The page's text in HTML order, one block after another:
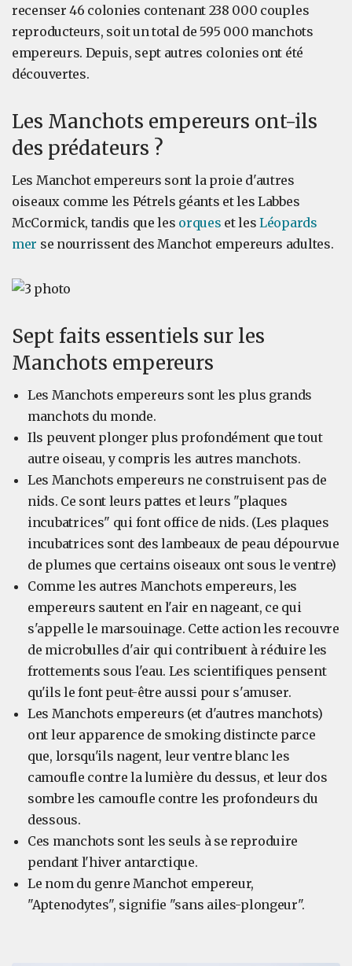
recenser 46 colonies contenant 238 000 couples
reproducteurs, soit un total de 595 000 manchots
empereurs. Depuis, sept autres colonies ont été
découvertes.
Les Manchots empereurs ont-ils
des prédateurs ?
Les Manchot empereurs sont la proie d'autres
oiseaux comme les Pétrels géants et les Labbes
McCormick, tandis que les orques et lesLéopards
mer se nourrissent des Manchot empereurs adultes.
Sept faits essentiels sur les
Manchots empereurs
Les Manchots empereurs sont les plus grands
manchots du monde.
Ils peuvent plonger plus profondément que tout
autre oiseau, y compris les autres manchots.
Les Manchots empereurs ne construisent pas de
nids. Ce sont leurs pattes et leurs "plaques
incubatrices" qui font office de nids. (Les plaques
incubatrices sont des lambeaux de peau dépourvue
de plumes que certains oiseaux ont sous le ventre)
Comme les autres Manchots empereurs, les
empereurs sautent en l'air en nageant, ce qui
s'appelle le marsouinage. Cette action les recouvre
de microbulles d'air qui contribuent à réduire les
frottements sous l'eau. Les scientifiques pensent
qu'ils le font peut-être aussi pour s'amuser.
Les Manchots empereurs (et d'autres manchots)
ont leur apparence de smoking distincte parce
que, lorsqu'ils nagent, leur ventre blanc les
camoufle contre la lumière du dessus, et leur dos
sombre les camoufle contre les profondeurs du
dessous.
Ces manchots sont les seuls à se reproduire
pendant l'hiver antarctique.
Le nom du genre Manchot empereur,
"Aptenodytes", signifie "sans ailes-plongeur".